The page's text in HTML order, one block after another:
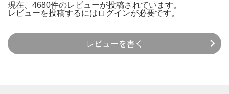
現在、4680件のレビューが投稿されています。
レビューを投稿するには ログインが必要です。
レビューを書く